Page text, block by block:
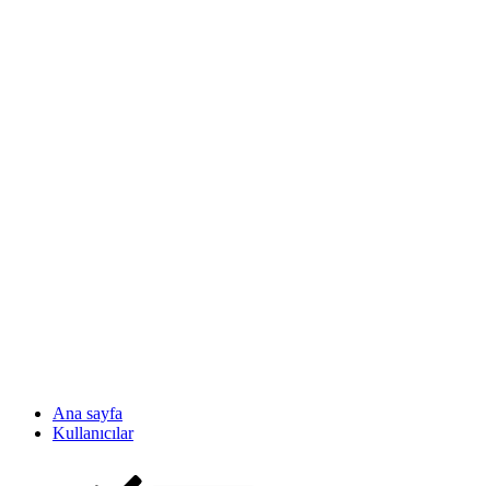
Ana sayfa
Kullanıcılar